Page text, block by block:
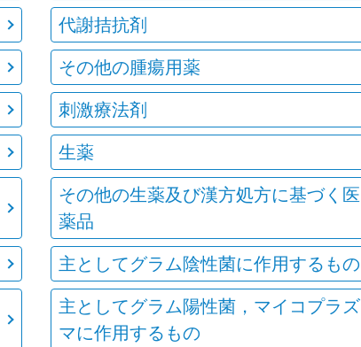
代謝拮抗剤
その他の腫瘍用薬
刺激療法剤
生薬
その他の生薬及び漢方処方に基づく医
薬品
主としてグラム陰性菌に作用するもの
主としてグラム陽性菌，マイコプラズ
マに作用するもの